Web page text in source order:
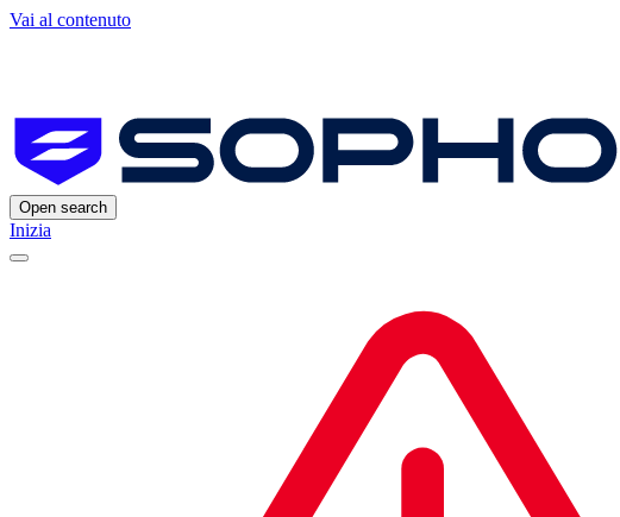
Vai al contenuto
Open search
Inizia